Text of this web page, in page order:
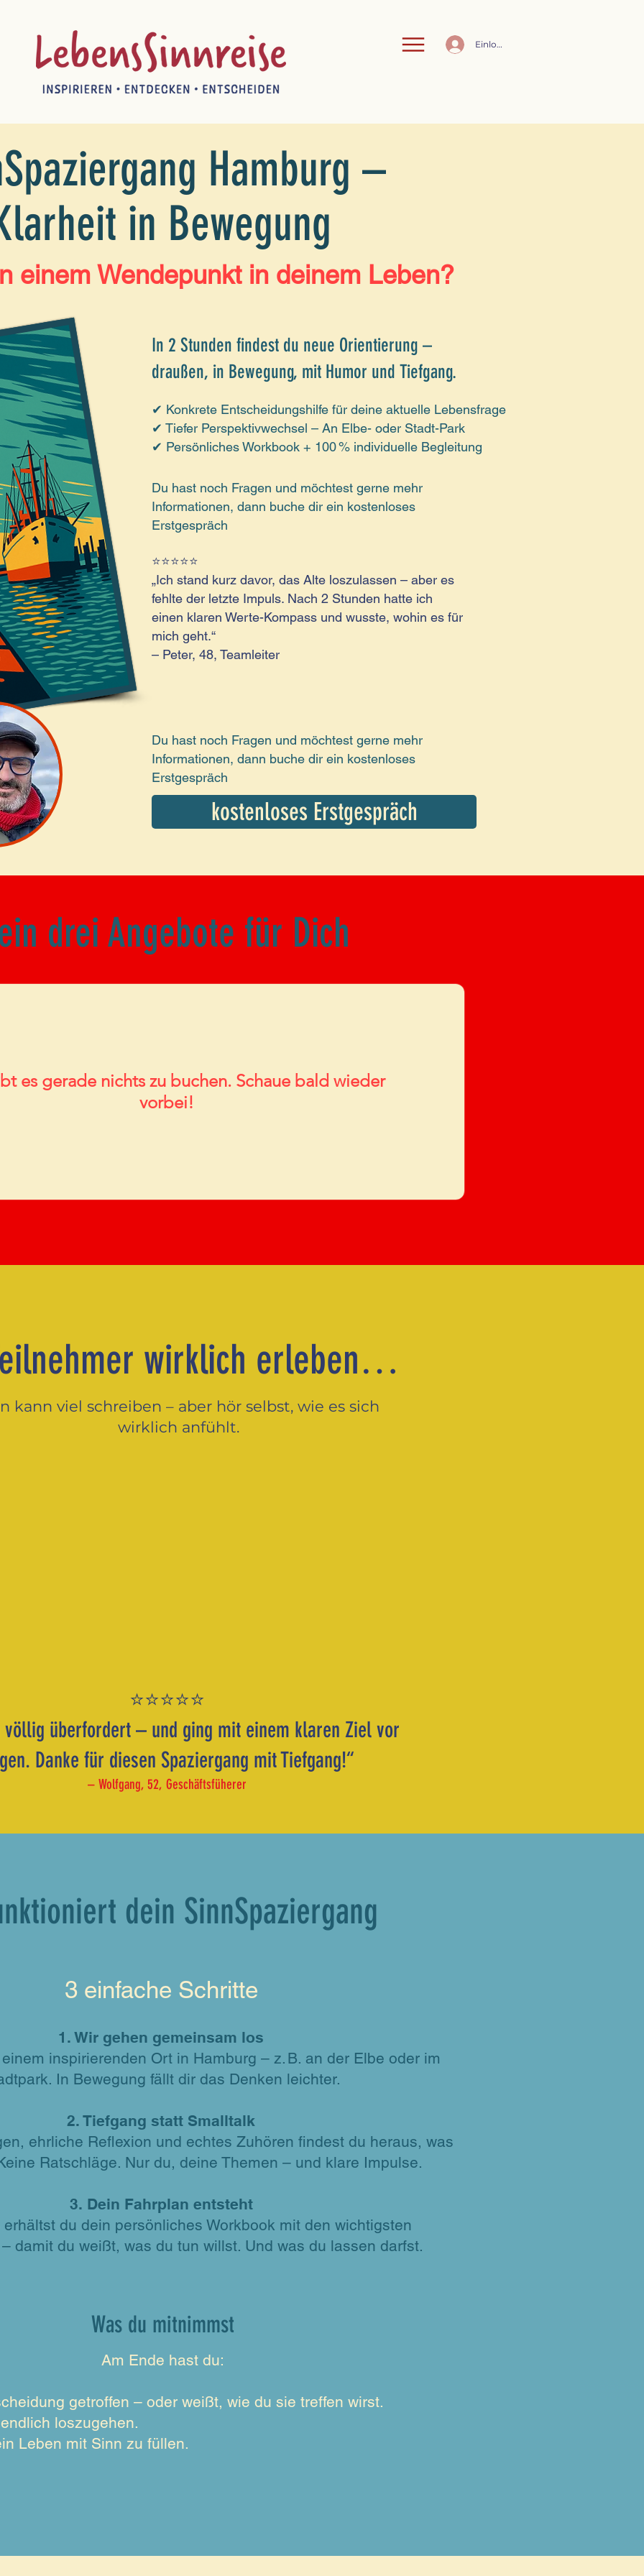
Einloggen
Hamburg –
in Bewegung
einem Wendepunkt in deinem Leben?
In 2 Stunden findest du neue Orientierung –
draußen, in Bewegung, mit Humor und Tiefgang.
✔ Konkrete Entscheidungshilfe für deine aktuelle Lebensfrage
✔ Tiefer Perspektivwechsel – An Elbe- oder Stadt-Park
✔ Persönliches Workbook + 100 % individuelle Begleitung
Du hast noch Fragen und möchtest gerne mehr
Informationen, dann buche dir ein kostenloses
Erstgespräch
⭐⭐⭐⭐⭐
„Ich stand kurz davor, das Alte loszulassen – aber es
fehlte der letzte Impuls. Nach 2 Stunden hatte ich
einen klaren Werte-Kompass und wusste, wohin es für
mich geht.“
– Peter, 48, Teamleiter
Du hast noch Fragen und möchtest gerne mehr
Informationen, dann buche dir ein kostenloses
Erstgespräch
kostenloses Erstgespräch
€ für 2 Stunden
! begrenzte Plätze im Sommer 2025 !
drei Angebote für Dich
es gerade nichts zu buchen. Schaue bald wieder
vorbei!
wirklich erleben…
kann viel schreiben – aber hör selbst, wie es sich
wirklich anfühlt.
⭐⭐⭐⭐⭐
völlig überfordert – und ging mit einem klaren Ziel vor
Danke für diesen Spaziergang mit Tiefgang!“
– Wolfgang, 52, Geschäftsfüherer
dein SinnSpaziergang
3 einfache Schritte
1. Wir gehen gemeinsam los
inspirierenden Ort in Hamburg – z. B. an der Elbe oder im
In Bewegung fällt dir das Denken leichter.
2. Tiefgang statt Smalltalk
ehrliche Reflexion und echtes Zuhören findest du heraus, was
Ratschläge. Nur du, deine Themen – und klare Impulse.
3. Dein Fahrplan entsteht
du dein persönliches Workbook mit den wichtigsten
damit du weißt, was du tun willst. Und was du lassen darfst.
​Am Ende hast du:
getroffen – oder weißt, wie du sie treffen wirst.
loszugehen.
Leben mit Sinn zu füllen.
Was du mitnimmst